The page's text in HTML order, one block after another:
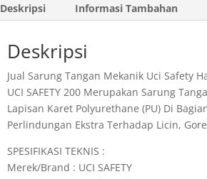
Deskripsi Informasi Tambahan
Deskripsi
Jual Sarung Tangan Mekanik Uci Safety
UCI SAFETY 200 Merupakan Sarung
Lapisan Karet Polyurethane (PU) Di
Perlindungan Ekstra Terhadap Licin,
SPESIFIKASI TEKNIS :
Merek/Brand : UCI SAFETY